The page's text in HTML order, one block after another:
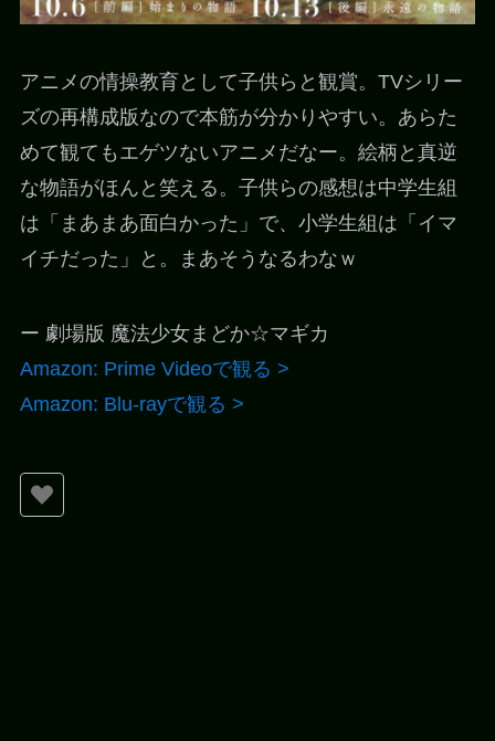
アニメの情操教育として子供らと観賞。TVシリー
ズの再構成版なので本筋が分かりやすい。あらた
めて観てもエゲツないアニメだなー。絵柄と真逆
な物語がほんと笑える。子供らの感想は中学生組
は「まあまあ面白かった」で、小学生組は「イマ
イチだった」と。まあそうなるわなｗ
ー 劇場版 魔法少女まどか☆マギカ
Amazon: Prime Videoで観る >
Amazon: Blu-rayで観る >